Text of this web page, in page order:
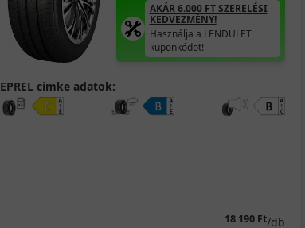
AKÁR 6.000 FT SZERELÉSI
KEDVEZMÉNY!
Használja a LENDÜLET
kuponkódot!
EPREL cimke adatok:
15 290 Ft/db